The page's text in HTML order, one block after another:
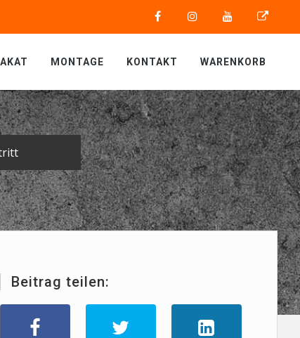
MONTAGE KONTAKT WARENKORB
Beitrag teilen: